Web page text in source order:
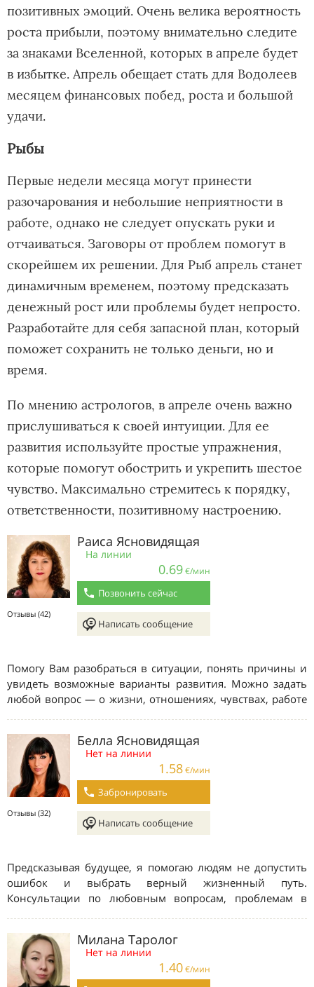
позитивных эмоций. Очень велика вероятность
роста прибыли, поэтому внимательно следите
за знаками Вселенной, которых в апреле будет
в избытке. Апрель обещает стать для Водолеев
месяцем финансовых побед, роста и большой
удачи.
Рыбы
Первые недели месяца могут принести
разочарования и небольшие неприятности в
работе, однако не следует опускать руки и
отчаиваться. Заговоры от проблем помогут в
скорейшем их решении. Для Рыб апрель станет
динамичным временем, поэтому предсказать
денежный рост или проблемы будет непросто.
Разработайте для себя запасной план, который
поможет сохранить не только деньги, но и
время.
По мнению астрологов, в апреле очень важно
прислушиваться к своей интуиции. Для ее
развития используйте простые упражнения,
которые помогут обострить и укрепить шестое
чувство. Максимально стремитесь к порядку,
ответственности, позитивному настроению.